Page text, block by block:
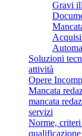
Gravi
Soluzioni
attività
Opere
Mancata
mancata
servizi
Norme,
qualificazione